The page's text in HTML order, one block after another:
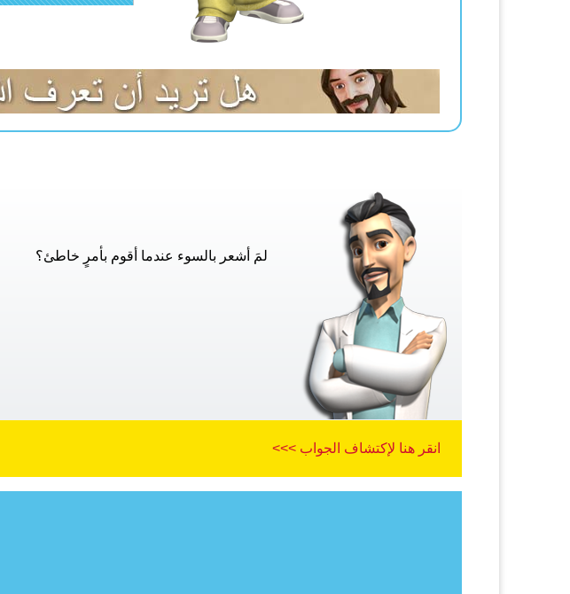
لمَ أشعر بالسوء عندما أقوم بأمرٍ خاطئ؟
انقر هنا لإكتشاف الجواب >>>